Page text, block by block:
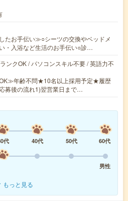
たお手伝い≫○シーツの交換やベッドメ
・入浴など生活のお手伝い○診…
ンクOK / パソコンスキル不要 / 英語力不
年齢不問★10名以上採用予定★履歴
募後の流れ1)翌営業日まで…
代 40代 50代
60代
男性
もっと見る